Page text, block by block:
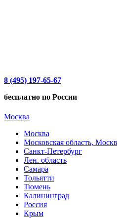
8 (495) 197-65-67
бесплатно по России
Москва
Москва
Московская область,
Санкт-Петербург
Лен. область
Самара
Тольятти
Тюмень
Калининград
Россия
Крым